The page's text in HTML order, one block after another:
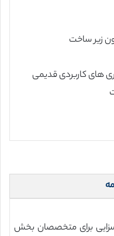
زیر ساخت
های کاربردی قدیمی
برای متخصصان بخش